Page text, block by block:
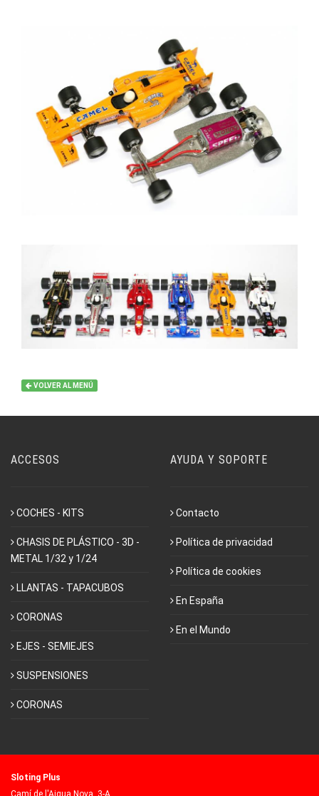
VOLVER AL MENÚ
ACCESOS
COCHES - KITS
CHASIS DE PLÁSTICO - 3D -
METAL 1/32 y 1/24
LLANTAS - TAPACUBOS
CORONAS
EJES - SEMIEJES
SUSPENSIONES
CORONAS
AYUDA Y SOPORTE
Contacto
Política de privacidad
Política de cookies
En España
En el Mundo
Sloting Plus